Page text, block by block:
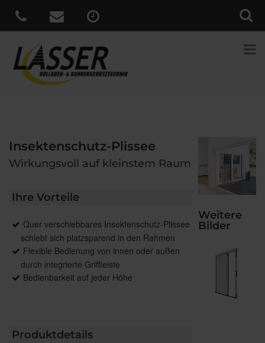
Insektenschutz-Plissee
Wirkungsvoll auf kleinstem Raum
Ihre Vorteile
Quer verschiebbares Insektenschutz-Plissee
schiebt sich platzsparend in den Rahmen
Flexible Bedienung von innen oder außen
durch integrierte Griffleiste
Bedienbarkeit auf jeder Höhe
Produktdetails
Weitere
Bilder